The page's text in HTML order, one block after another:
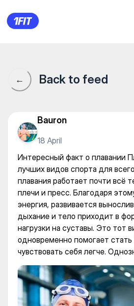
Интересный
← Back to feed
Bauron
18 April
Интересный факт о плавании
лучших видов спорта для
плавания работает почти всё
плечи и пресс. Благодаря
энергия, развивается
дыхание и тело приходит в
нагрузки на суставы. Это тот
одновременно помогает
чувствовать себя легче.